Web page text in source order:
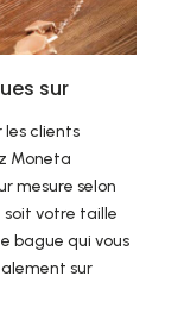
sur
clients
Moneta
mesure selon
soit votre taille
bague qui vous
sur